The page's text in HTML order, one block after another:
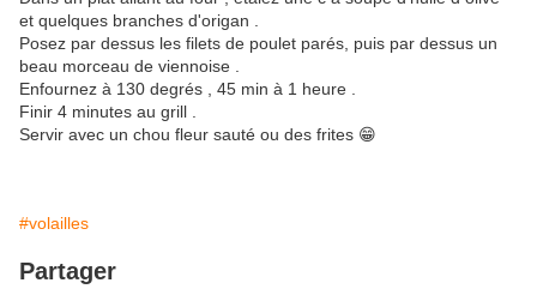
et quelques branches d'origan .
Posez par dessus les filets de poulet parés, puis par dessus un
beau morceau de viennoise .
Enfournez à 130 degrés , 45 min à 1 heure .
Finir 4 minutes au grill .
Servir avec un chou fleur sauté ou des frites 😁
#volailles
Partager